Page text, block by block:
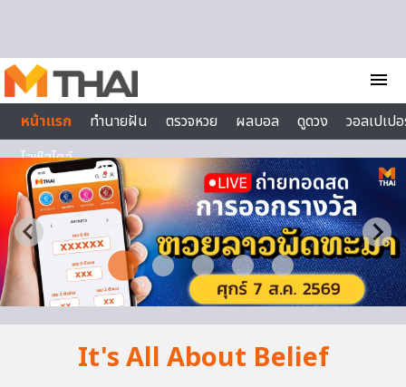
menu
หน้าแรก
ทำนายฝัน ตรวจหวย ผลบอล ดูดวง
วอลเปเป
ไลฟ์สไตล์
It's All About Belief